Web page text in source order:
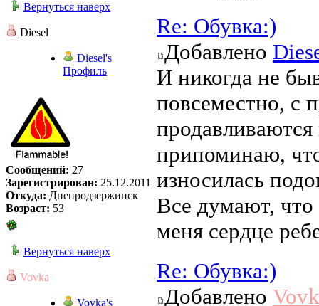
Вернуться наверх
Diesel
Diesel's
Профиль
Сообщений: 27
Зарегистрирован: 25.12.2011
Откуда: Днепродзержинск
Возраст: 53
Re: Обувка:)
Добавлено
И никогда не
повсеместно, с
припоминаю,
износилась
Все думают, что
меня сердце
Вернуться наверх
Vovka
Vovka's
Re: Обувка:)
Добавлено